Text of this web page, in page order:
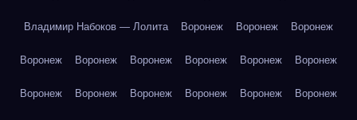
Владимир Набоков — Лолита Воронеж Воронеж Воронеж
Воронеж Воронеж Воронеж Воронеж Воронеж Воронеж
Воронеж Воронеж Воронеж Воронеж Воронеж Воронеж